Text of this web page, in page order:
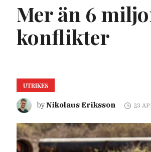
Mer än 6
konflikter
UTRIKES
byNikolaus Eriksson 23